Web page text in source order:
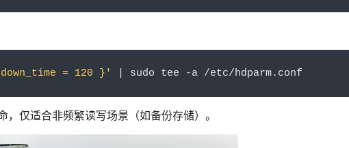
= 120 }' sudo tee -a /etc/hdparm. conf
，仅适合非频繁读写场景（如备份存储）。